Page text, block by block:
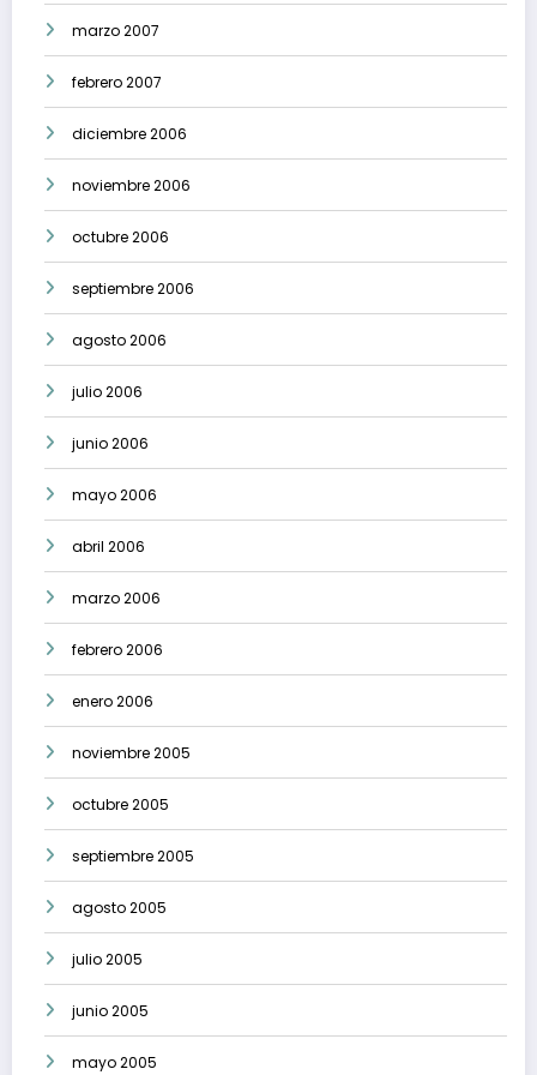
marzo 2007
febrero 2007
diciembre 2006
noviembre 2006
octubre 2006
septiembre 2006
agosto 2006
julio 2006
junio 2006
mayo 2006
abril 2006
marzo 2006
febrero 2006
enero 2006
noviembre 2005
octubre 2005
septiembre 2005
agosto 2005
julio 2005
junio 2005
mayo 2005